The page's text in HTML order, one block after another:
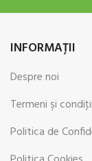
INFORMAŢII
Despre noi
Termeni şi condiţii
Politica de